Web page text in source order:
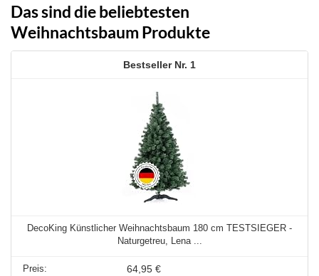
Das sind die beliebtesten
Weihnachtsbaum Produkte
1
DecoKing Künstlicher Weihnachtsbaum 180 cm TESTSIEGER -
Naturgetreu, Lena ...
64,95 €